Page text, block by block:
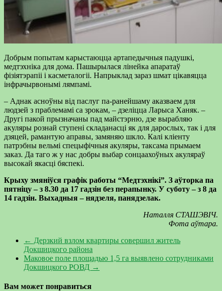
Добрым попытам карыстаюцца артапедычныя падушкі,
медтэхніка для дома. Пашырылася лінейка апаратаў
фізіятэрапіі і касметалогіі. Напрыклад зараз шмат цікавяцца
інфрачырвонымі лямпамі.
– Аднак асноўны від паслуг па-ранейшаму аказваем для
людзей з праблемамі са зрокам, – дзеліцца Ларыса Ханяк. –
Другі пакой прызначаны пад майстэрню, дзе вырабляю
акуляры рознай ступені складанасці як для дарослых, так і для
дзяцей, рамантую аправы, замяняю шкло. Калі кліенту
патрэбны вельмі спецыфічныя акуляры, таксама прымаем
заказ. Да таго ж у нас добры выбар сонцаахоўных акуляраў
высокай якасці бяспекі.
Крыху змяніўся графік работы “Медтэхнікі”. З аўторка па
пятніцу – з 8.30 да 17 гадзін без перапынку. У суботу – з 8 да
14 гадзін. Выхадныя – нядзеля, панядзелак.
Наталля СТАШЭВІЧ.
Фота аўтара.
← Дерзкий взлом квартиры совершил житель
Докшицкого района
Маковое поле площадью 1,5 га выявлено сотрудниками
Докшицкого РОВД →
Вам может понравиться